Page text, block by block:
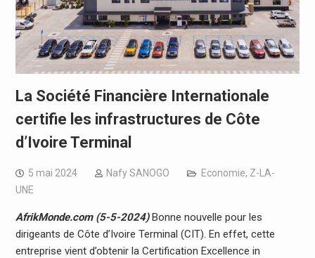
La Société Financière Internationale
certifie les infrastructures de Côte
d’Ivoire Terminal
5 mai 2024 Nafy SANOGO Economie, Z-LA-
UNE
AfrikMonde.com (5-5-2024)Bonne nouvelle pour les
dirigeants de Côte d’Ivoire Terminal (CIT). En effet, cette
entreprise vient d’obtenir la Certification Excellence in